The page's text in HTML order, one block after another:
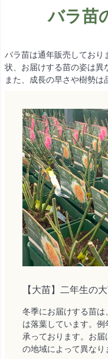
バラ苗
バラ苗は通年販売しており
状、お届けする苗の姿は異
また、成長の早さや樹勢は
【大苗】二年生の
冬季にお届けする苗
は落葉しています。
承っております。お
の地域によって異なり